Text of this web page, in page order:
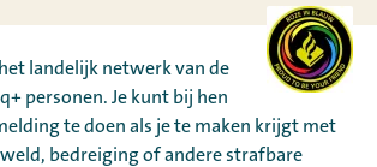
landelijk netwerk van de
personen. Je kunt bij hen
te doen als je te maken krijgt met
bedreiging of andere strafbare